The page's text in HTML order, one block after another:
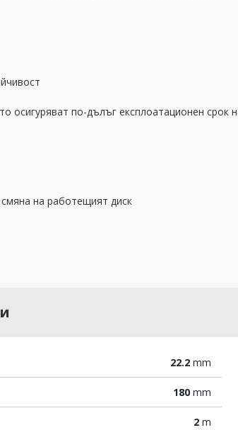
осигуряват по-дълъг експлоатационен срок
на работещият диск
22.2mm
180mm
2m